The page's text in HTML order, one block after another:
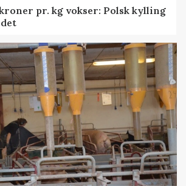
pr. kg vokser: Polsk kylling